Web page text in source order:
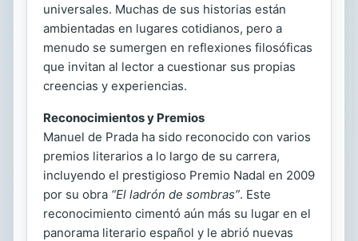
universales. Muchas de sus historias están
ambientadas en lugares cotidianos, pero a
menudo se sumergen en reflexiones filosóficas
que invitan al lector a cuestionar sus propias
creencias y experiencias.
Reconocimientos y Premios
Manuel de Prada ha sido reconocido con varios
premios literarios a lo largo de su carrera,
incluyendo el prestigioso Premio Nadal en 2009
por su obra “El ladrón de sombras”. Este
reconocimiento cimentó aún más su lugar en el
panorama literario español y le abrió nuevas